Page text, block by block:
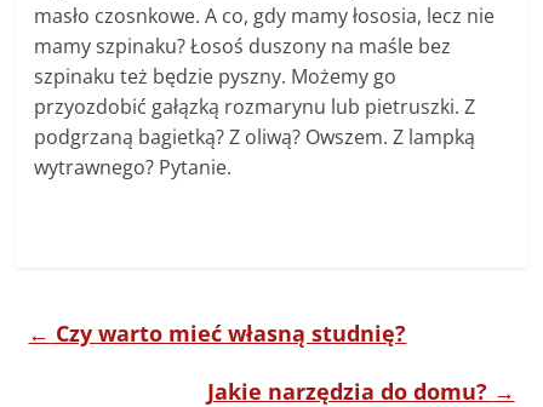
masło czosnkowe. A co, gdy mamy łososia, lecz nie
mamy szpinaku? Łosoś duszony na maśle bez
szpinaku też będzie pyszny. Możemy go
przyozdobić gałązką rozmarynu lub pietruszki. Z
podgrzaną bagietką? Z oliwą? Owszem. Z lampką
wytrawnego? Pytanie.
← Czy warto mieć własną studnię?
Jakie narzędzia do domu? →